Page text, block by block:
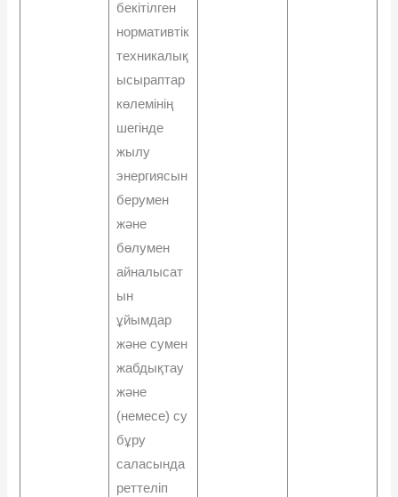
бекітілген
нормативтік
техникалық
ысыраптар
көлемінің
шегінде
жылу
энергиясын
берумен
жəне
бөлумен
айналысат
ын
ұйымдар
жəне сумен
жабдықтау
жəне
(немесе) су
бұру
саласында
реттеліп